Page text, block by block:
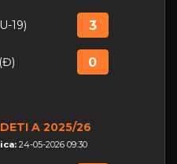
19) 3
0
A 2025/26
24-05-2026 09:30